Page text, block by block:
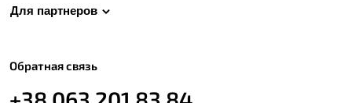
Для партнеров
Обратная связь